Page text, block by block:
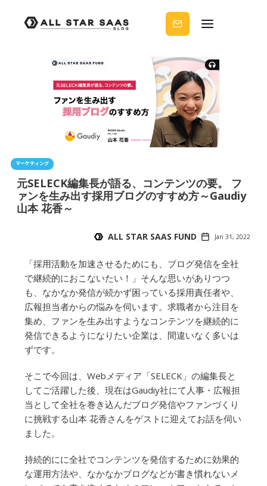
ノウ
ハウ
を受
りま
せん
か？
マーケティング
元SELECK編集長が語る、コンテンツの要。 フ
ァンを生み出す採用ブログのすすめ方～Gaudiy
山本 花香～
ALL STAR SAAS FUND Jan 31, 2022
「採用活動を加速させるためにも、ブログ発信を全社
で継続的におこないたい！」そんな思いがありつつ
も、なかなか発信が続かず困っている採用責任者や、
広報担当者からの悩みを伺います。求職者から注目を
集め、ファンを生み出すようなコンテンツを継続的に
発信できるようになりたい企業は、間違いなく多いは
ずです。
そこで今回は、Webメディア「SELECK」の編集長と
してご活躍した後、現在はGaudiy社にて人事・広報担
当として全社を巻き込んだブログ発信やファンづくり
に挑戦する山本 花香さんをゲストに迎えてお話を伺い
ました。
持続的にに全社でコンテンツを発信するために効果的
な運用方法や、なかなかブログなどが書き慣れないメ